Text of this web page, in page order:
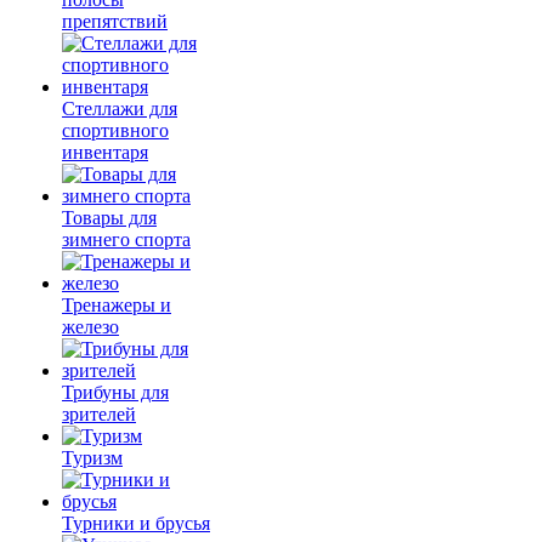
препятствий
Стеллажи для
спортивного
инвентаря
Товары для
зимнего спорта
Тренажеры и
железо
Трибуны для
зрителей
Туризм
Турники и брусья